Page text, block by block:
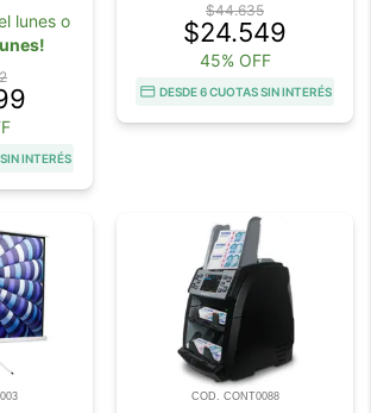
lunes o
INTERÉS
$44.635
$24.549
45% OFF
DESDE 6 CUOTAS SIN INTERÉS
COD. CONT0088